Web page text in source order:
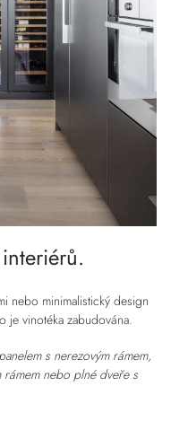
nebo minimalistický design
je vinotéka zabudována.
s nerezovým rámem,
rámem nebo plné dveře s